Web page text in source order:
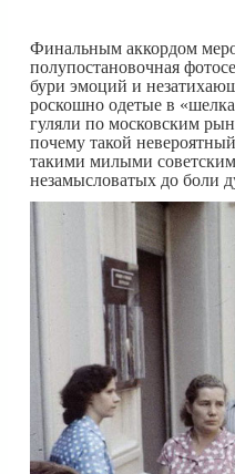
Финальным аккордом
полупостановочная
бури эмоций и
роскошно одетые в
гуляли по московским
почему такой
такими милыми
незамысловатых до боли